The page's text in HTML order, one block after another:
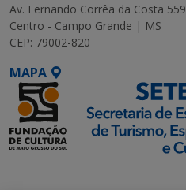
Av. Fernando Corrêa da Costa 559
Centro - Campo Grande | MS
CEP: 79002-820
MAPA